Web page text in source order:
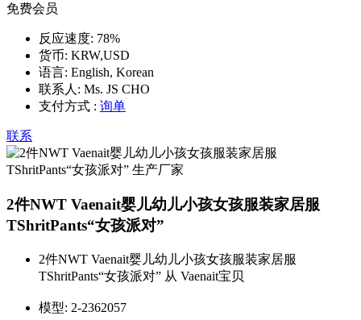
免费会员
反应速度: 78%
货币: KRW,USD
语言: English, Korean
联系人: Ms. JS CHO
支付方式 : 询单
联系
2件NWT Vaenait婴儿幼儿小孩女孩服装家居服
TShritPants“女孩派对”
2件NWT Vaenait婴儿幼儿小孩女孩服装家居服
TShritPants“女孩派对” 从 Vaenait宝贝
模型: 2-2362057